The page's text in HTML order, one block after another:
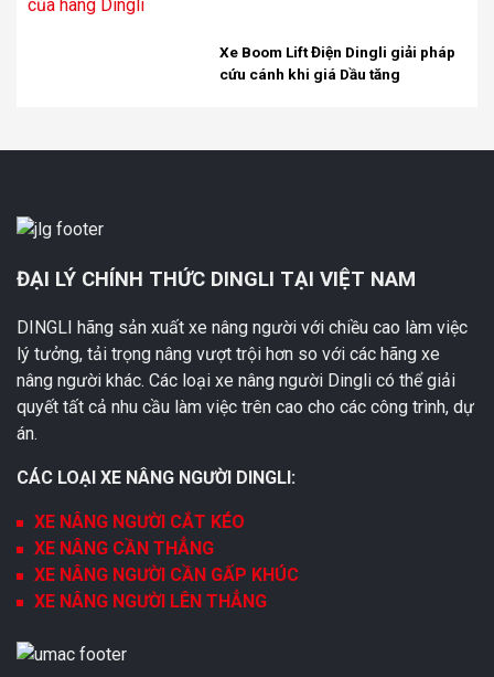
Xe Boom Lift Điện Dingli giải pháp
cứu cánh khi giá Dầu tăng
ĐẠI LÝ CHÍNH THỨC DINGLI TẠI VIỆT NAM
DINGLI hãng sản xuất xe nâng người với chiều cao làm việc
lý tưởng, tải trọng nâng vượt trội hơn so với các hãng xe
nâng người khác. Các loại xe nâng người Dingli có thể giải
quyết tất cả nhu cầu làm việc trên cao cho các công trình, dự
án.
CÁC LOẠI XE NÂNG NGƯỜI DINGLI:
XE NÂNG NGƯỜI CẮT KÉO
XE NÂNG CẦN THẲNG
XE NÂNG NGƯỜI CẦN GẤP KHÚC
XE NÂNG NGƯỜI LÊN THẲNG